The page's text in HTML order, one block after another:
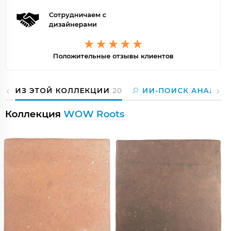
Сотрудничаем с
дизайнерами
Положительные отзывы клиентов
ИЗ ЭТОЙ КОЛЛЕКЦИИ 20 ИИ-ПОИСК
Коллекция WOW Roots